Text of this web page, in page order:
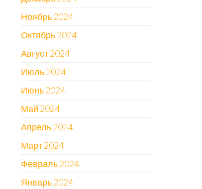
Ноябрь 2024
Октябрь 2024
Август 2024
Июль 2024
Июнь 2024
Май 2024
Апрель 2024
Март 2024
Февраль 2024
Январь 2024